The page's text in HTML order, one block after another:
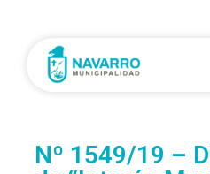
Nº 1549/19 –